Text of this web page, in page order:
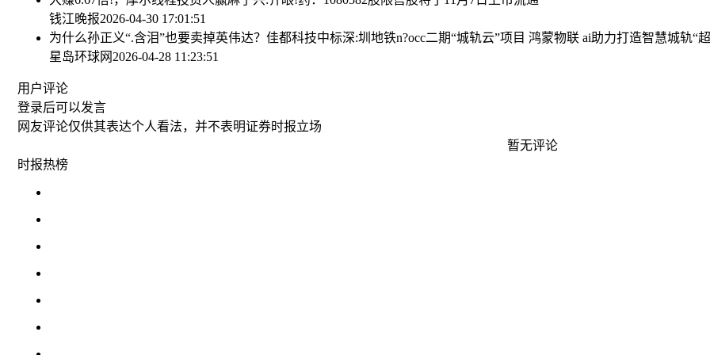
钱江晚报2026-04-30 17:01:51
为什么孙正义“.含泪”也要卖掉英伟达？ 佳都科技中标深:圳地铁n?occ二期“城轨云”项目 鸿蒙物联 ai助力打造智慧城轨“
星岛环球网2026-04-28 11:23:51
用户评论
登录后可以发言
网友评论仅供其表达个人看法，并不表明证券时报立场
暂无评论
时报热榜